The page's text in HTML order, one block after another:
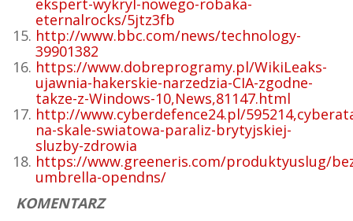
ekspert-wykryl-nowego-robaka-
eternalrocks/5jtz3fb
http://www.bbc.com/news/technology-
39901382
https://www.dobreprogramy.pl/WikiLeaks-
ujawnia-hakerskie-narzedzia-CIA-zgodne-
takze-z-Windows-10,News,81147.html
http://www.cyberdefence24.pl/
na-skale-swiatowa-paraliz-brytyjskiej-
sluzby-zdrowia
https://www.greeneris.com/produktyuslug/
umbrella-opendns/
KOMENTARZ